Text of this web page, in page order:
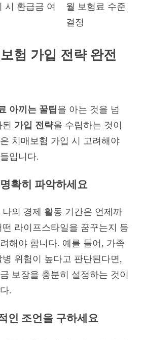
시 환급금 여
월 보험료 수준
결정
험 가입 전략 완전
아끼는 꿀팁을 아는 것을 넘
가입 전략을 수립하는 것이
치매보험 가입 시 고려해야
입니다.
확히 파악하세요
의 경제 활동 기간은 언제까
라이프스타일을 꿈꾸는지 등
해야 합니다. 예를 들어, 가족
위험이 높다고 판단된다면,
보장을 충분히 설정하는 것이
.
인 조언을 구하세요